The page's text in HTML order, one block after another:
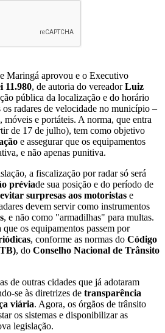
Maringá aprovou e o Executivo
11.980, de autoria do vereadorLuiz
pública da localização e do horário
radares de velocidade no município –
e portáteis. A norma, que entra
de 17 de julho), tem como objetivo
e assegurar que os equipamentos
e não apenas punitiva.
a fiscalização por radar só será
préviade sua posição e do período de
evitar surpresas aos motoristas e
devem servir como instrumentos
, e não como "armadilhas" para multas.
os equipamentos passem por
, conforme as normas do Código
, do Conselho Nacional de Trânsito
de outras cidades que já adotaram
se às diretrizes de transparência
viária. Agora, os órgãos de trânsito
os sistemas e disponibilizar as
legislação.